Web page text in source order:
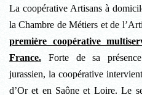
La coopérative Artisans à
la Chambre de Métiers et de
première coopérative
France. Forte de sa
jurassien, la coopérative
d’Or et en Saône et Loire. Le